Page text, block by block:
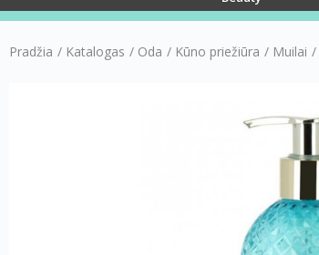
Pradžia / Katalogas / Oda / Kūno priežiūra / Muilai /